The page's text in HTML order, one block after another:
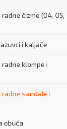
čizme (O4, O5,
i kaljače
klompe i
sandale i
obuća